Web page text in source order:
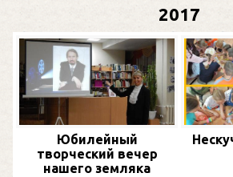
2017
Юбилейный
творческий вечер
нашего земляка